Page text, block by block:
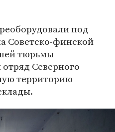
под
Советско-финской
тюрьмы
Северного
территорию